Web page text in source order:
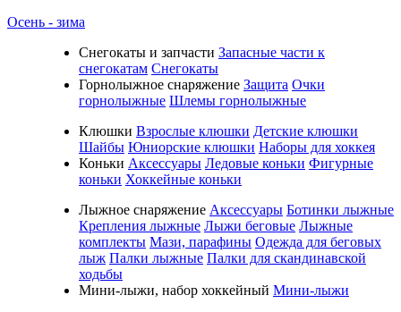
Осень - зима
Cнегокаты и запчасти Запасные части к
снегокатам Снегокаты
Горнолыжное снаряжение Защита Очки
горнолыжные Шлемы горнолыжные
Клюшки Взрослые клюшки Детские клюшки
Шайбы Юниорские клюшки Наборы для хоккея
Коньки Аксессуары Ледовые коньки Фигурные
коньки Хоккейные коньки
Лыжное снаряжение Аксессуары Ботинки лыжные
Крепления лыжные Лыжи беговые Лыжные
комплекты Мази, парафины Одежда для беговых
лыж Палки лыжные Палки для скандинавской
ходьбы
Мини-лыжи, набор хоккейный Мини-лыжи